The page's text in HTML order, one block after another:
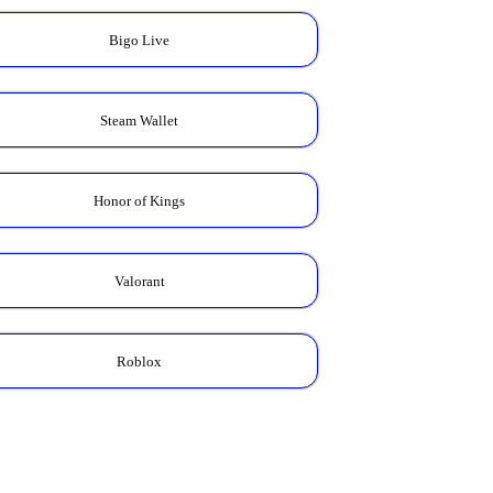
Bigo Live
Steam Wallet
Honor of Kings
Valorant
Roblox